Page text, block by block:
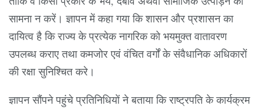
सामना न करें। ज्ञापन में कहा गया कि शासन और प्रशासन का
दायित्व है कि राज्य के प्रत्येक नागरिक को भयमुक्त वातावरण
उपलब्ध कराए तथा कमजोर एवं वंचित वर्गों के संवैधानिक अधिकारों
की रक्षा सुनिश्चित करे।
ज्ञापन सौंपने पहुंचे प्रतिनिधियों ने बताया कि राष्ट्रपति के कार्यक्रम